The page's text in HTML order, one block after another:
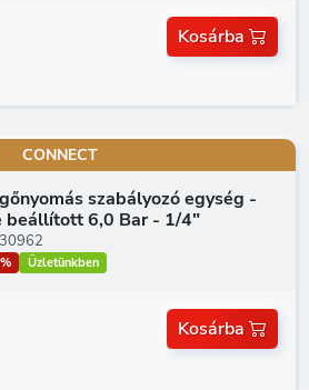
Kosárba
CONNECT
szabályozó egység -
beállított 6,0 Bar - 1/4"
Üzletünkben
Kosárba